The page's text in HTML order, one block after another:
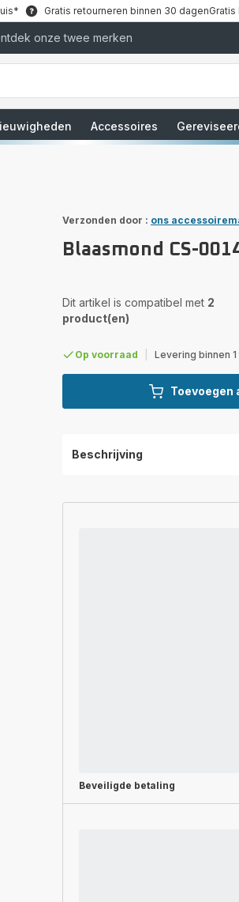
Gratis retourneren binnen 30 dagen
onze twee merken
Accessoires
Verzonden door : ons
Blaasmond CS-
Dit artikel is compatibel met 2
product(en)
Op voorraad Levering binnen
Toevoegen
Beschrijving
Beveiligde betaling